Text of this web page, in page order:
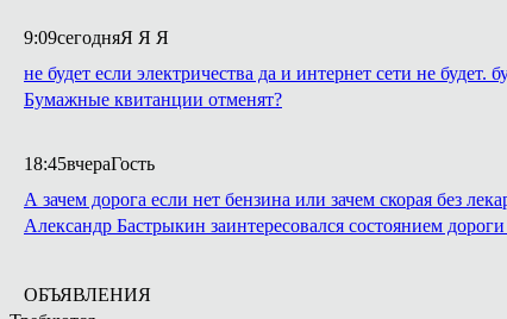
9:09сегодняЯ Я Я
не будет если электричества да и интернет сети не будет.
Бумажные квитанции отменят?
18:45вчераГость
А зачем дорога если нет бензина или зачем скорая без
Александр Бастрыкин заинтересовался состоянием
ОБЪЯВЛЕНИЯ